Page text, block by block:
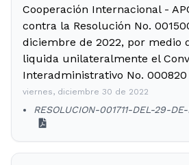
Cooperación Internacional -
contra la Resolución No.
diciembre de 2022, por medio
liquida unilateralmente el
Interadministrativo No. 000820
viernes, diciembre 30 de 2022
RESOLUCION-001711-DEL-29-